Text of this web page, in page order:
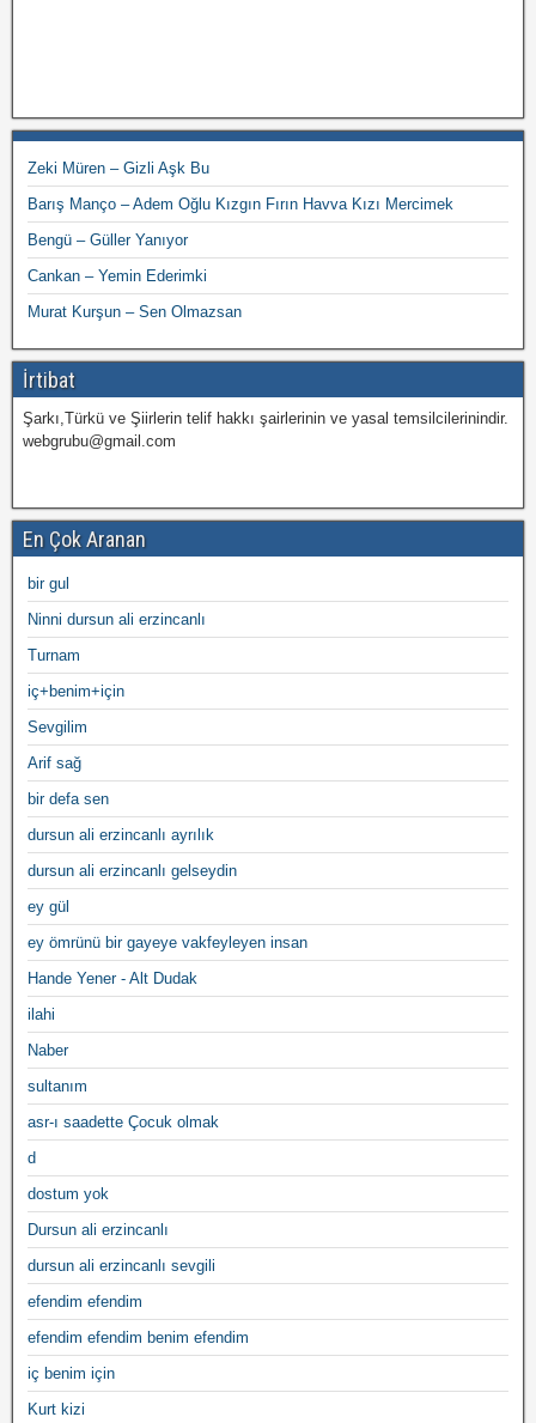
Zeki Müren – Gizli Aşk Bu
Barış Manço – Adem Oğlu Kızgın Fırın Havva Kızı Mercimek
Bengü – Güller Yanıyor
Cankan – Yemin Ederimki
Murat Kurşun – Sen Olmazsan
İrtibat
Şarkı,Türkü ve Şiirlerin telif hakkı şairlerinin ve yasal temsilcilerinindir.
webgrubu@gmail.com
En Çok Aranan
bir gul
Ninni dursun ali erzincanlı
Turnam
iç+benim+için
Sevgilim
Arif sağ
bir defa sen
dursun ali erzincanlı ayrılık
dursun ali erzincanlı gelseydin
ey gül
ey ömrünü bir gayeye vakfeyleyen insan
Hande Yener - Alt Dudak
ilahi
Naber
sultanım
asr-ı saadette Çocuk olmak
d
dostum yok
Dursun ali erzincanlı
dursun ali erzincanlı sevgili
efendim efendim
efendim efendim benim efendim
iç benim için
Kurt kizi